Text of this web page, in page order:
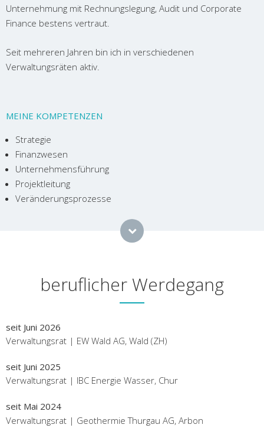
Unternehmung mit Rechnungslegung, Audit und Corporate
Finance bestens vertraut.
Seit mehreren Jahren bin ich in verschiedenen
Verwaltungsräten aktiv.
MEINE KOMPETENZEN
Strategie
Finanzwesen
Unternehmensführung
Projektleitung
Veränderungsprozesse
beruflicher Werdegang
seit Juni 2026
Verwaltungsrat | EW Wald AG, Wald (ZH)
seit Juni 2025
Verwaltungsrat | IBC Energie Wasser, Chur
seit Mai 2024
Verwaltungsrat | Geothermie Thurgau AG, Arbon